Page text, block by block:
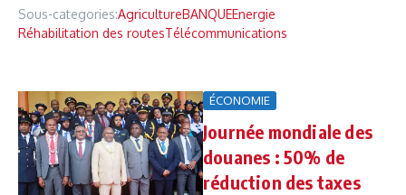
Sous-categories:AgricultureBANQUEEnergie
Réhabilitation des routesTélécommunications
ÉCONOMIE
Journée mondiale des
douanes : 50% de
réduction des taxes